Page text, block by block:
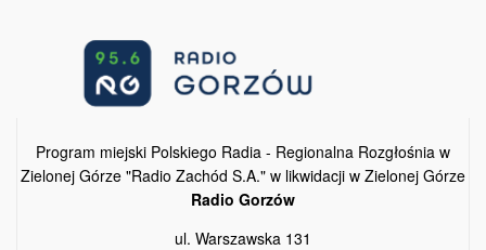
Program miejski Polskiego Radia - Regionalna Rozgłośnia w
Zielonej Górze "Radio Zachód S.A." w likwidacji w Zielonej Górze
Radio Gorzów
ul. Warszawska 131